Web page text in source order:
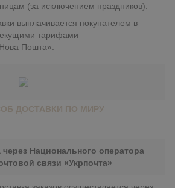
(за исключением праздников).
выплачивается покупателем в
тарифами
Пошта».
ДОСТАВКИ ПО МИРУ
через Национального оператора
связи «Укрпочта»